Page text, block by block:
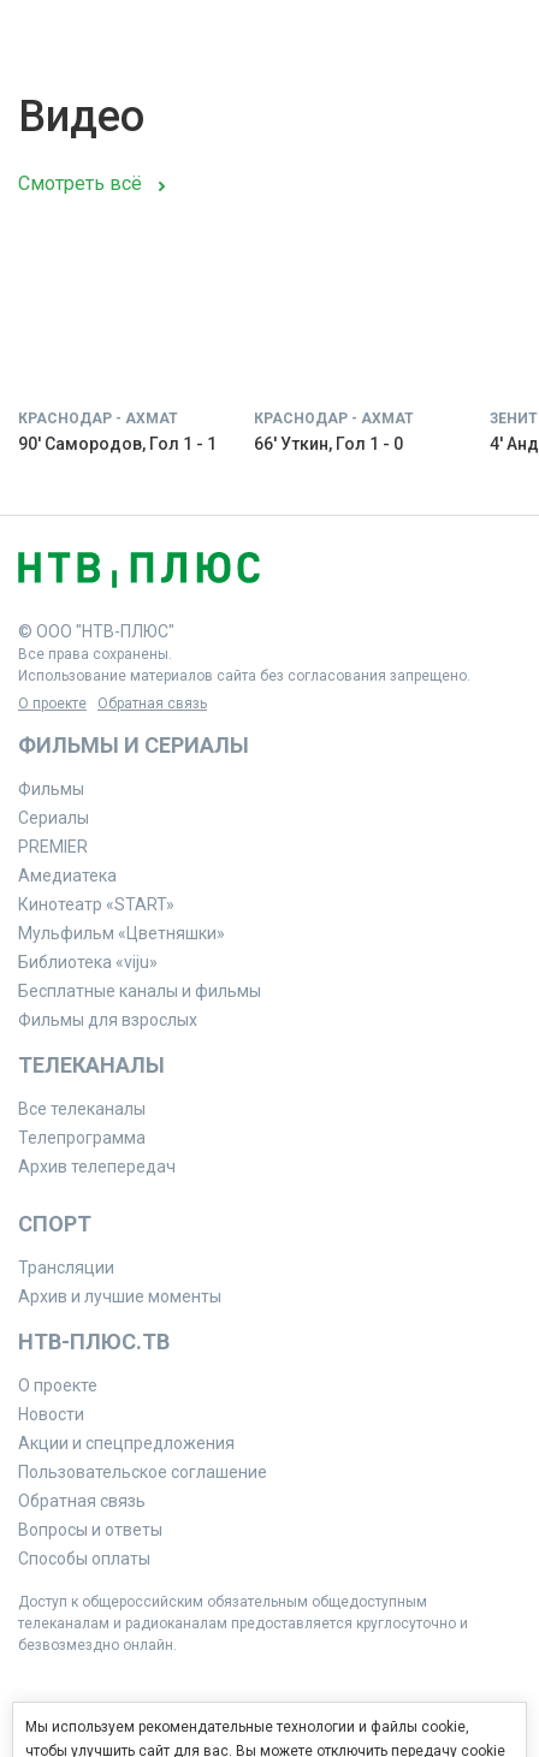
Видео
Смотреть всё
КРАСНОДАР - АХМАТ
90' Самородов, Гол 1 - 1
КРАСНОДАР - АХМАТ
66' Уткин, Гол 1 - 0 4'
© ООО "НТВ-ПЛЮС"
Все права сохранены.
Использование материалов сайта без согласования запрещено.
О проекте
Обратная связь
ФИЛЬМЫ И СЕРИАЛЫ
Фильмы
Сериалы
PREMIER
Амедиатека
Кинотеатр «START»
Мульфильм «Цветняшки»
Библиотека «viju»
Бесплатные каналы и фильмы
Фильмы для взрослых
ТЕЛЕКАНАЛЫ
Все телеканалы
Телепрограмма
Архив телепередач
СПОРТ
Трансляции
Архив и лучшие моменты
НТВ-ПЛЮС.ТВ
О проекте
Новости
Акции и спецпредложения
Пользовательское соглашение
Обратная связь
Вопросы и ответы
Способы оплаты
Доступ к общероссийским обязательным общедоступным
телеканалам и радиоканалам предоставляется круглосуточно и
безвозмездно онлайн.
Мы используем рекомендательные технологии и файлы cookie,
чтобы улучшить сайт для вас. Вы можете отключить передачу cookie